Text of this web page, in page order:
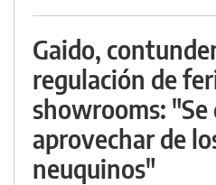
Gaido,
regulación de
showrooms: "Se
aprovechar de
neuquinos"